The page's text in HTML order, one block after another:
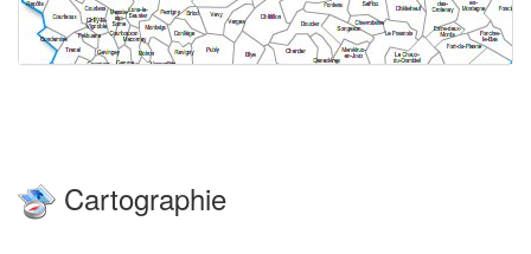
Cartographie